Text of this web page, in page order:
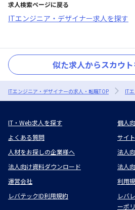
求人検索ページに戻る
ITエンジニア・デザイナー求人を探す
似た求人からスカウ
ITエンジニア・デザイナーの求人・転職TOP IT
IT・Web求人を探す
個人
よくある質問
サイ
人材をお探しの企業様へ
法人
法人向け資料ダウンロード
法人
運営会社
利用
レバテックID利用規約
レバ
ーポ